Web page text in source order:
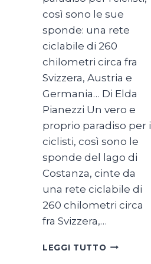
così sono le sue
sponde: una rete
ciclabile di 260
chilometri circa fra
Svizzera, Austria e
Germania… Di Elda
Pianezzi Un vero e
proprio paradiso per i
ciclisti, così sono le
sponde del lago di
Costanza, cinte da
una rete ciclabile di
260 chilometri circa
fra Svizzera,…
LEGGI TUTTO SUL